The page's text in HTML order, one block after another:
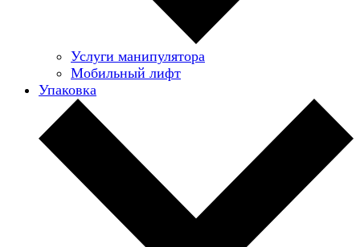
Услуги манипулятора
Мобильный лифт
Упаковка